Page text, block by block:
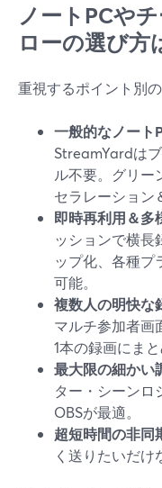
ノートPCや
ローの選び方
重視するポイント別
一般的なノート
StreamYardは
ル不要。グリー
セラレーション
即時再利用＆多
ッションで横
ップ化、各種プ
可能。
複数人の明快な
マルチ参加者画
1本の録画にまと
最大限の細かい
ター・シーンロ
OBSが最適。
超短時間の非同
く送りたいだけ